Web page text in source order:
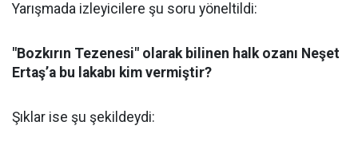
Yarışmada izleyicilere şu soru yöneltildi:
"Bozkırın Tezenesi" olarak bilinen halk ozanı Neşet
Ertaş’a bu lakabı kim vermiştir?
Şıklar ise şu şekildeydi: